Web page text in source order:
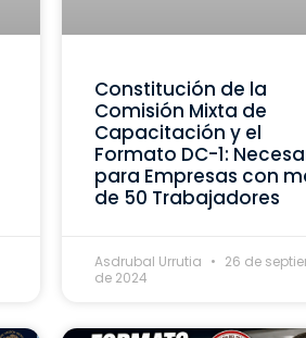
Constitución de la
Comisión Mixta de
Capacitación y el
Formato DC-1:
para Empresas con
de 50 Trabajadores
Asdrubal Urrutia
26 de
de 2024